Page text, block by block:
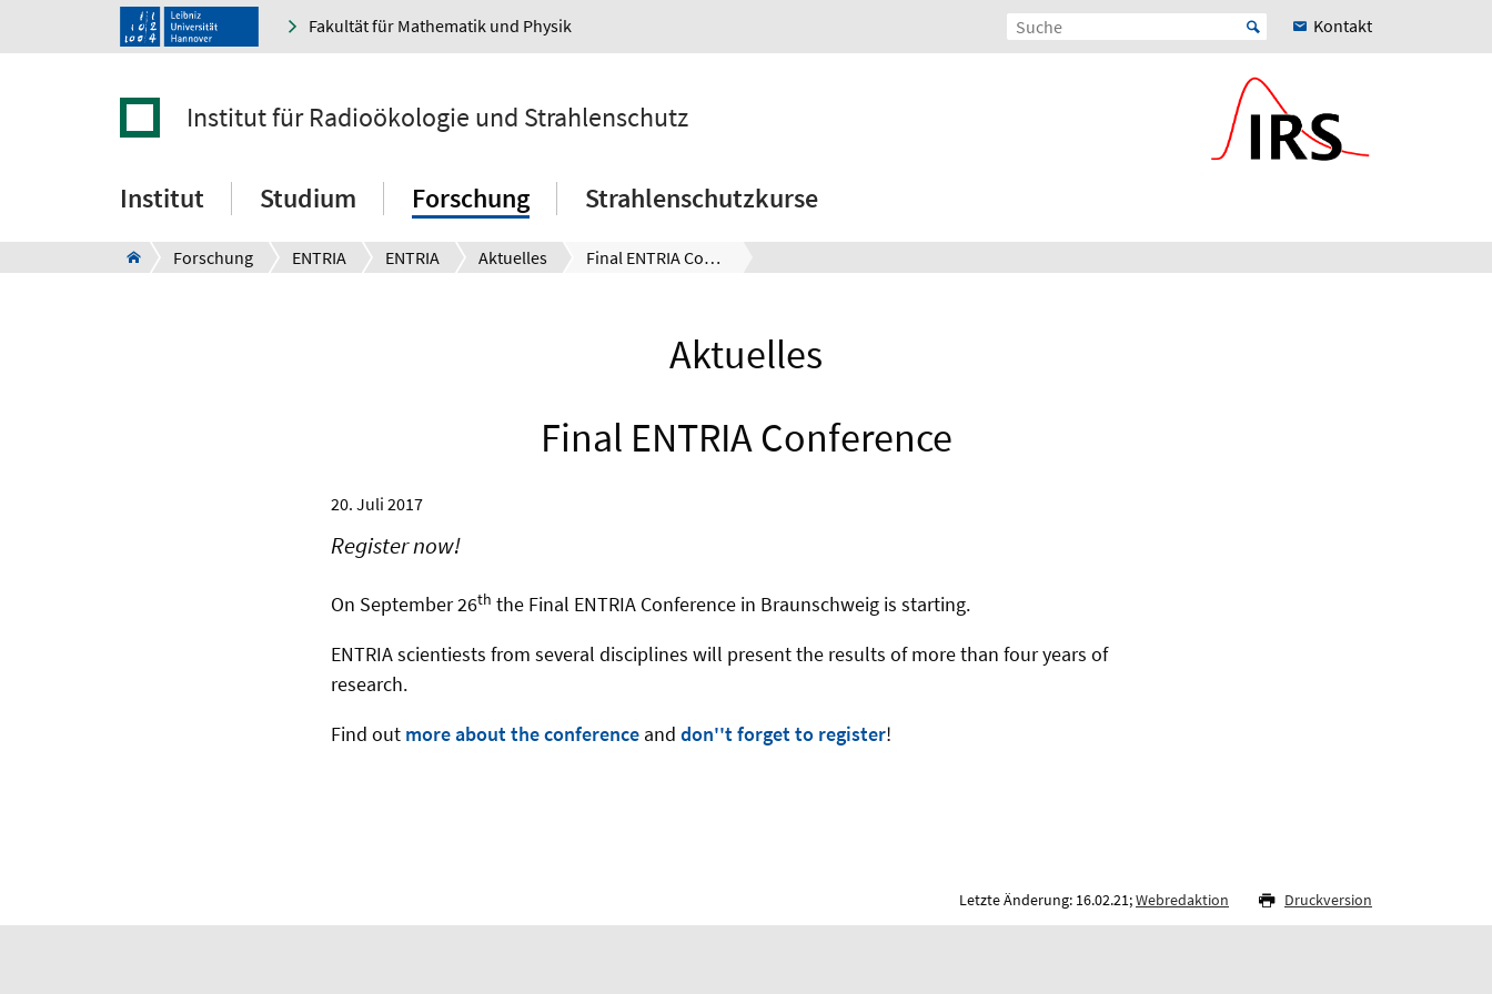
Fakultät für Mathematik und Physik Kontakt
Institut für Radioökologie und Strahlenschutz
Institut Studium Forschung Strahlenschutzkurse
Forschung ENTRIA ENTRIA Aktuelles Final ENTRIA Conference
Aktuelles
Final ENTRIA Conference
20. Juli 2017
Register now!
On September 26th the Final ENTRIA Conference in Braunschweig is starting.
ENTRIA scientiests from several disciplines will present the results of more than four years of
research.
Find out more about the conference and don''t forget to register!
Letzte Änderung: 16.02.21;Webredaktion Druckversion